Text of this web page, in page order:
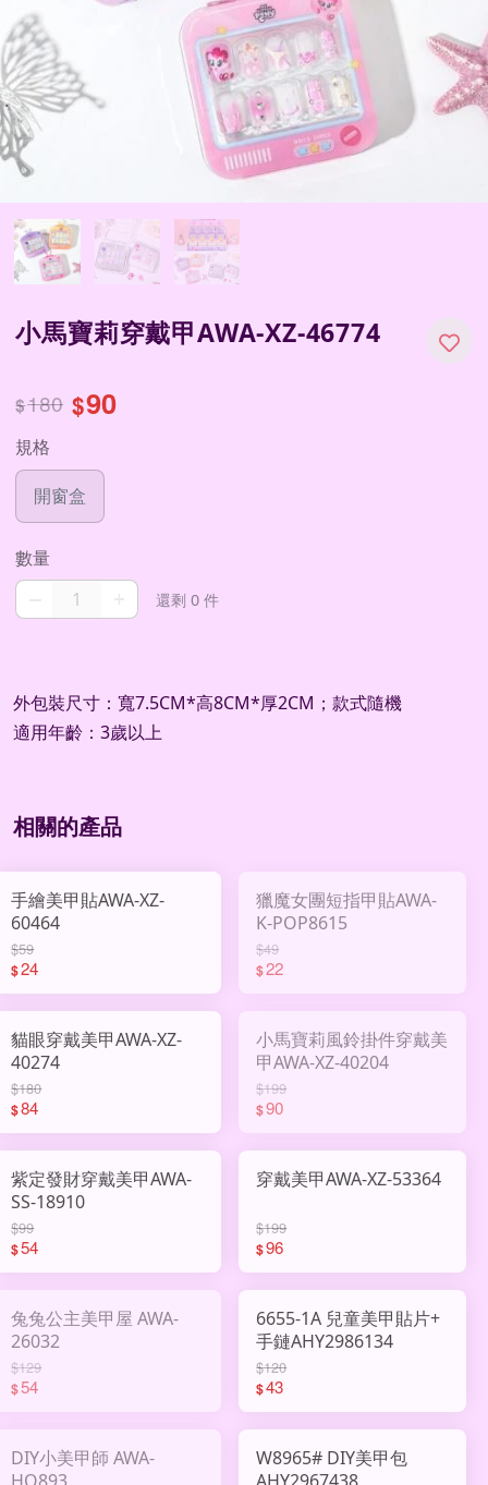
小馬寶莉穿戴甲AWA-XZ-46774
$180 $90
規格
開窗盒
數量
還剩 0 件
外包裝尺寸：寬7.5CM*高8CM*厚2CM；款式隨機
適用年齡：3歲以上
相關的產品
手繪美甲貼AWA-XZ-
60464
$59
$24
獵魔女團短指甲貼AWA-
K-POP8615
$49
$22
貓眼穿戴美甲AWA-XZ-
40274
$180
$84
小馬寶莉風鈴掛件穿戴美
甲AWA-XZ-40204
$199
$90
紫定發財穿戴美甲AWA-
SS-18910
$99
$54
穿戴美甲AWA-XZ-53364
$199
$96
兔兔公主美甲屋 AWA-
26032
$129
$54
6655-1A 兒童美甲貼片+
手鏈AHY2986134
$120
$43
DIY小美甲師 AWA-
W8965# DIY美甲包